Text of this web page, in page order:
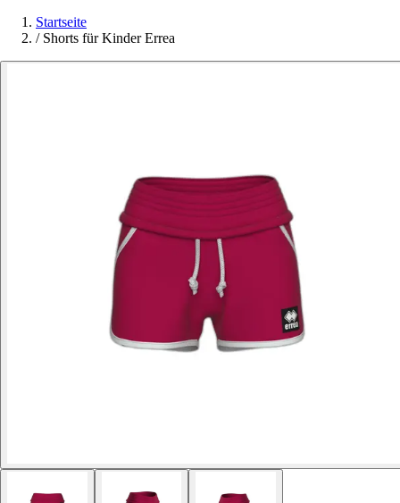
Startseite
/ Shorts für Kinder Errea